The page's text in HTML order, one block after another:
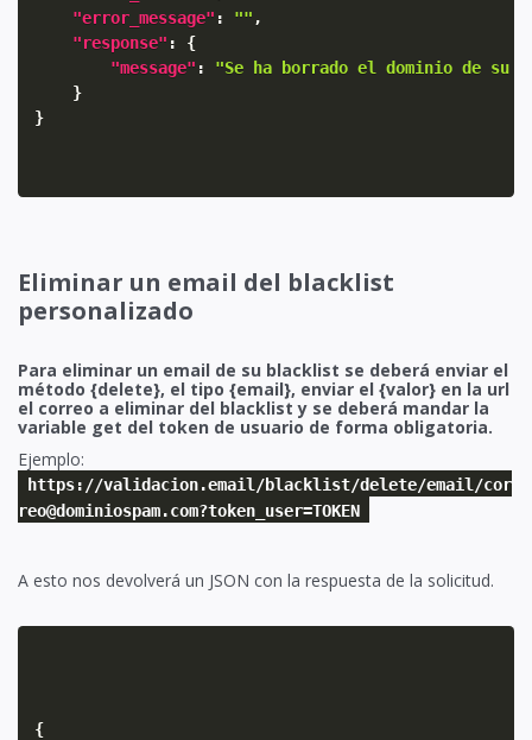
"error_message" : "" ,
"response" :
{
"message" :
"Se ha borrado el dominio de su
}
}
Eliminar un email del blacklist
personalizado
Para eliminar un email de su blacklist se deberá enviar el
método {delete}, el tipo {email}, enviar el {valor} en la url
el correo a eliminar del blacklist y se deberá mandar la
variable get del token de usuario de forma obligatoria.
Ejemplo:
https://validacion.email/blacklist/delete/email/cor
reo@dominiospam.com?token_user=TOKEN
A esto nos devolverá un JSON con la respuesta de la solicitud.
{